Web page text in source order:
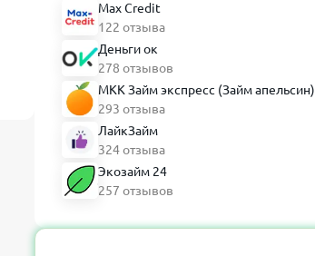
Max Credit
122 отзыва
Деньги ок
278 отзывов
МКК Займ экспресс (Займ апельсин)
293 отзыва
ЛайкЗайм
324 отзыва
Экозайм 24
257 отзывов